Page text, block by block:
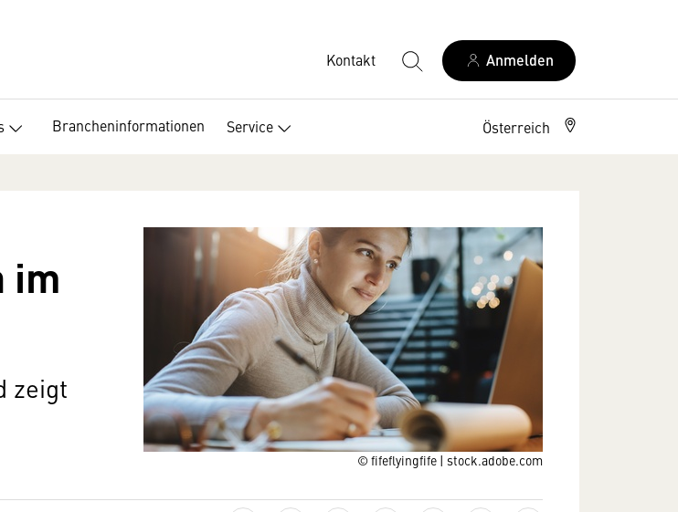
Kontakt Anmelden
Brancheninformationen Service Österreich
© fifeflyingfife | stock.adobe.com
im
zeigt